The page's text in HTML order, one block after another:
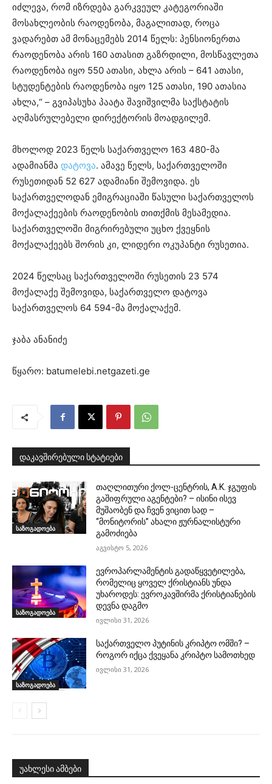
იძლევა, რომ იზრდება გარკვეულ კატეგორიაში
მოსახლეობის რაოდენობა, მაგალითად, როცა
ვადარებთ ამ მონაცემებს 2014 წელს: პენსიონერთა
რაოდენობა არის 160 ათასით გაზრდილი, მოსწავლეთა
რაოდენობა იყო 550 ათასი, ახლა არის – 641 ათასი,
სტუდენტების რაოდენობა იყო 125 ათასი, 190 ათასია
ახლა,“ – გვიპასუხა პაატა შავიშვილმა საქსტატის
აღმასრულებელი დირექტორის მოადგილემ.
მხოლოდ 2023 წელს საქართველო 163 480-მა
ადამიანმა დატოვა. ამავე წელს, საქართველოში
რუსეთიდან 52 627 ადამიანი შემოვიდა. ეს
საქართველოდან ემიგრაციაში წასული საქართველოს
მოქალაქეების რაოდენობის თითქმის მესამედია.
საქართველოში მიგრირებული უცხო ქვეყნის
მოქალაქეებს შორის კი, ლიდერი ოკუპანტი რუსეთია.
2024 წელსაც საქართველოში რუსეთის 23 574
მოქალაქე შემოვიდა, საქართველო დატოვა
საქართველოს 64 594-მა მოქალაქემ.
ჯაბა ანანიძე
წყარო: batumelebi.netgazeti.ge
დაკავშირებული სტატიები
საზოგადოება
თაღლითური ქოლ-ცენტრის, A.K. ჯგუფის
გაშიფრული აგენტები? – ისინი ისევ
მუშაობენ და ჩვენ ვიცით სად –
“მონიტორის” ახალი ჟურნალისტური
გამოძიება
აგვისტო 5, 2026
საზოგადოება
ევროპარლამენტის გადაწყვეტილება,
რომელიც ყოველ ქრისტიანს უნდა
უხაროდეს: ევროკავშირმა ქრისტიანების
დევნა დაგმო
ივლისი 31, 2026
საზოგადოება
საქართველო პუტინის კრიპტო ომში? –
როგორ იქცა ქვეყანა კრიპტო სამოთხედ
ივლისი 31, 2026
უახლესი ამბები